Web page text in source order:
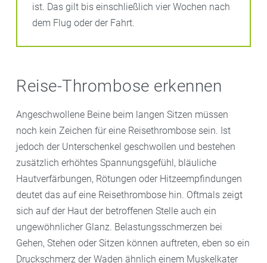
ist. Das gilt bis einschließlich vier Wochen nach
dem Flug oder der Fahrt.
Reise-Thrombose erkennen
Angeschwollene Beine beim langen Sitzen müssen
noch kein Zeichen für eine Reisethrombose sein. Ist
jedoch der Unterschenkel geschwollen und bestehen
zusätzlich erhöhtes Spannungsgefühl, bläuliche
Hautverfärbungen, Rötungen oder Hitzeempfindungen
deutet das auf eine Reisethrombose hin. Oftmals zeigt
sich auf der Haut der betroffenen Stelle auch ein
ungewöhnlicher Glanz. Belastungsschmerzen bei
Gehen, Stehen oder Sitzen können auftreten, eben so ein
Druckschmerz der Waden ähnlich einem Muskelkater